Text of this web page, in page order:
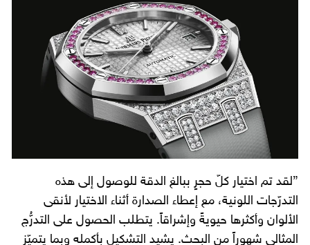
”لقد تم اختيار كلّ حجرٍ ببالغ الدقة للوصول إلى هذه
التدرّجات اللونية، مع إعطاء الصدارة أثناء الاختيار لأنقى
الألوان وأكثرها حيويةً وإشراقاً. يتطلب الحصول على التدرُّج
المثالي شهوراً من البحث. يشيد التشكيل بأكمله وبما يتميّز